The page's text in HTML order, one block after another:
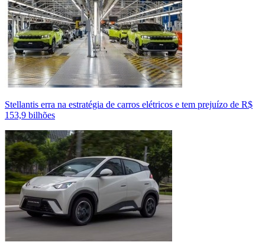
Stellantis erra na estratégia de carros elétricos e tem prejuízo de R$
153,9 bilhões